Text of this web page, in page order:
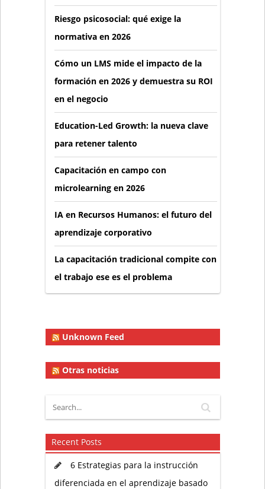
Riesgo psicosocial: qué exige la
normativa en 2026
Cómo un LMS mide el impacto de la
formación en 2026 y demuestra su ROI
en el negocio
Education-Led Growth: la nueva clave
para retener talento
Capacitación en campo con
microlearning en 2026
IA en Recursos Humanos: el futuro del
aprendizaje corporativo
La capacitación tradicional compite con
el trabajo ese es el problema
Unknown Feed
Otras noticias
Recent Posts
6 Estrategias para la instrucción
diferenciada en el aprendizaje basado